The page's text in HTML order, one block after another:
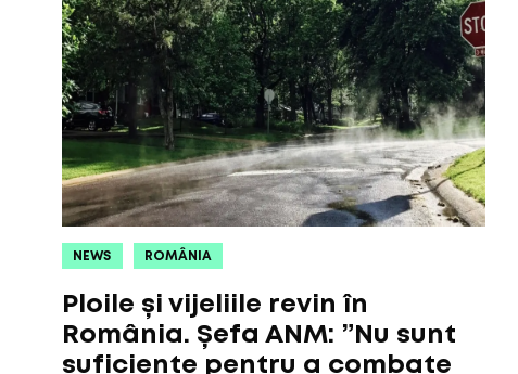
NEWS ROMÂNIA
Ploile și vijeliile revin în
România. Șefa ANM: ”Nu sunt
suficiente pentru a combate